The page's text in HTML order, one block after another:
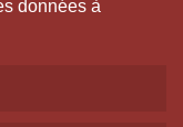
données à